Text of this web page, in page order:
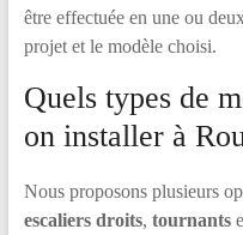
être effectuée en une ou
projet et le modèle choisi.
Quels types de
on installer à
Nous proposons plusieurs
escaliers droits, tournants